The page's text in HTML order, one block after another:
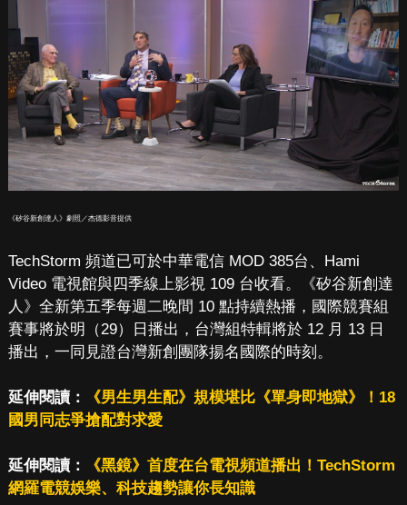
《矽谷新創達人》劇照／杰德影音提供
TechStorm 頻道已可於中華電信 MOD 385台、Hami
Video 電視館與四季線上影視 109 台收看。《矽谷新創達
人》全新第五季每週二晚間 10 點持續熱播，國際競賽組
賽事將於明（29）日播出，台灣組特輯將於 12 月 13 日
播出，一同見證台灣新創團隊揚名國際的時刻。
延伸閱讀：
《男生男生配》規模堪比《單身即地獄》！18
國男同志爭搶配對求愛
延伸閱讀：
《黑鏡》首度在台電視頻道播出！TechStorm
網羅電競娛樂、科技趨勢讓你長知識